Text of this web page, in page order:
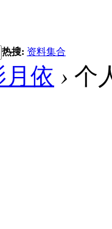
热搜: 资料集合
月依 › 个